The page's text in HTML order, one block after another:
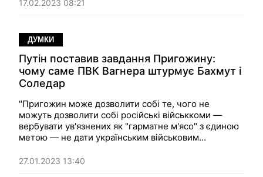
17.02.2023 08:21
ДУМКИ
Путін поставив завдання Пригожину:
чому саме ПВК Вагнера штурмує Бахмут і
Соледар
"Пригожин може дозволити собі те, чого не
можуть дозволити собі російські військкоми —
вербувати ув'язнених як "гарматне м'ясо" з єдиною
метою — не дати українським військовим
зайняті навчанням нових мобілізованих. Коли
говорять про величезні втрати цієї "приватної
27.01.2023 13:40